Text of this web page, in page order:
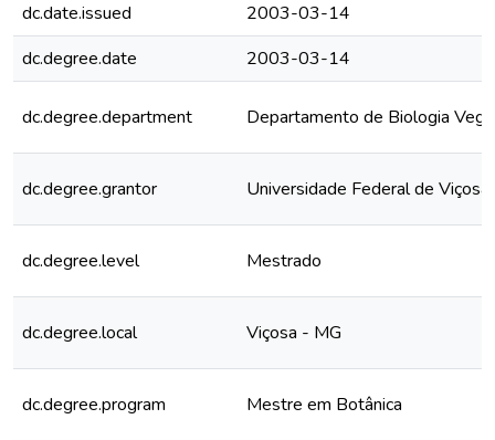
dc.date.issued
2003-03-14
dc.degree.date
2003-03-14
dc.degree.department Departamento de Biologia
dc.degree.grantor Universidade Federal de Viçosa
dc.degree.level Mestrado
dc.degree.local Viçosa - MG
dc.degree.program Mestre em Botânica